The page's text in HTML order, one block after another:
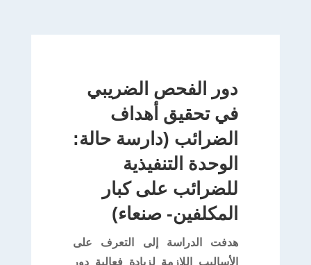
دور الفحص الضريبي
في تحقيق أهداف
الضرائب (دارسة حالة:
الوحدة التنفيذية
للضرائب على كبار
المكلفين- صنعاء)
هدفت الدراسة إلى التعرف على
الأساليب اللازمة لزيادة فعالية دور